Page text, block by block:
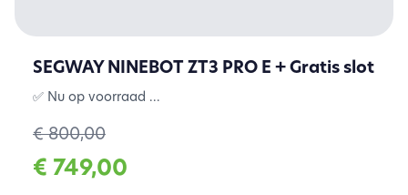
SEGWAY NINEBOT ZT3 PRO E + Gratis slot
✅ Nu op voorraad ...
€ 800,00
€ 749,00